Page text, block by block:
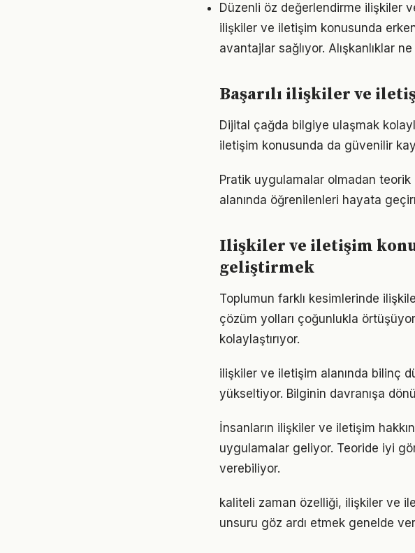
Düzenli öz değerlendirme ilişkiler
ilişkiler ve iletişim konusunda
avantajlar sağlıyor. Alışkanlıklar
Başarılı ilişkiler ve
Dijital çağda bilgiye ulaşmak
iletişim konusunda da güvenilir
Pratik uygulamalar olmadan
alanında öğrenilenleri hayata
Ilişkiler ve iletişim
geliştirmek
Toplumun farklı kesimlerinde
çözüm yolları çoğunlukla
kolaylaştırıyor.
ilişkiler ve iletişim alanında bilinç
yükseltiyor. Bilginin davranışa
İnsanların ilişkiler ve iletişim
uygulamalar geliyor. Teoride iyi
verebiliyor.
kaliteli zaman özelliği, ilişkiler ve
unsuru göz ardı etmek genelde